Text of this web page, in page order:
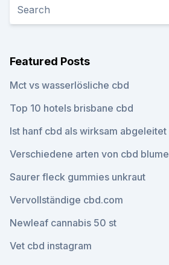
Featured Posts
Mct vs wasserlösliche cbd
Top 10 hotels brisbane cbd
Ist hanf cbd als wirksam abgeleitet
Verschiedene arten von cbd blume
Saurer fleck gummies unkraut
Vervollständige cbd.com
Newleaf cannabis 50 st
Vet cbd instagram